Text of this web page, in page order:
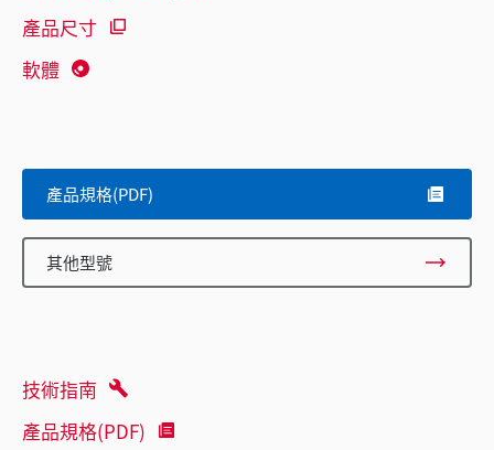
產品尺寸
軟體
產品規格(PDF)
其他型號
技術指南
產品規格(PDF)